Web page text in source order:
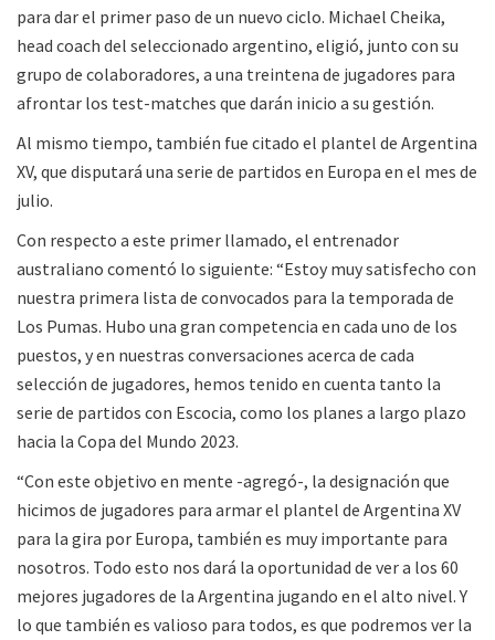
para dar el primer paso de un nuevo ciclo. Michael Cheika,
head coach del seleccionado argentino, eligió, junto con su
grupo de colaboradores, a una treintena de jugadores para
afrontar los test-matches que darán inicio a su gestión.
Al mismo tiempo, también fue citado el plantel de Argentina
XV, que disputará una serie de partidos en Europa en el mes de
julio.
Con respecto a este primer llamado, el entrenador
australiano comentó lo siguiente: “Estoy muy satisfecho con
nuestra primera lista de convocados para la temporada de
Los Pumas. Hubo una gran competencia en cada uno de los
puestos, y en nuestras conversaciones acerca de cada
selección de jugadores, hemos tenido en cuenta tanto la
serie de partidos con Escocia, como los planes a largo plazo
hacia la Copa del Mundo 2023.
“Con este objetivo en mente -agregó-, la designación que
hicimos de jugadores para armar el plantel de Argentina XV
para la gira por Europa, también es muy importante para
nosotros. Todo esto nos dará la oportunidad de ver a los 60
mejores jugadores de la Argentina jugando en el alto nivel. Y
lo que también es valioso para todos, es que podremos ver la